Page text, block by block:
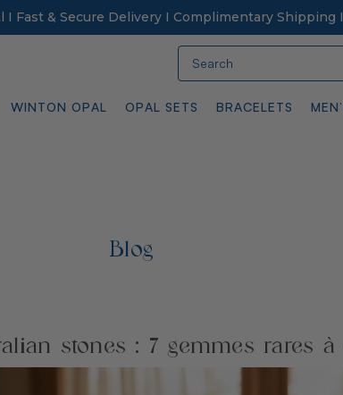
I Fast & Secure Delivery I Complimentary Shipping
WINTON OPAL OPAL SETS BRACELETS
Blog
stones : 7 gemmes rares